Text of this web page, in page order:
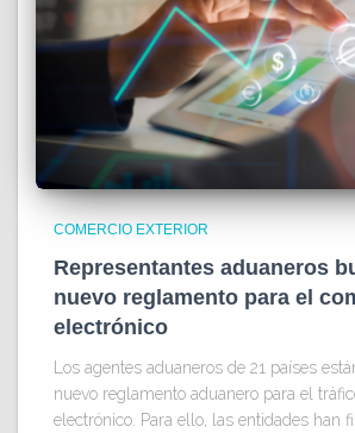
COMERCIO EXTERIOR
Representantes aduaneros
nuevo reglamento para el
electrónico
Los agentes aduaneros de 21 países
nuevo reglamento aduanero para el
electrónico. Para ello, las entidades han